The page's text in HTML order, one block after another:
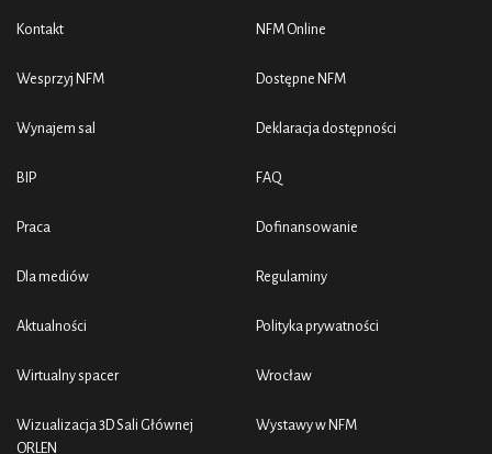
Kontakt
Wesprzyj NFM
Wynajem sal
BIP
Praca
Dla mediów
Aktualności
Wirtualny spacer
Wizualizacja 3D Sali Głównej
ORLEN
NFM Online
Dostępne NFM
Deklaracja dostępności
FAQ
Dofinansowanie
Regulaminy
Polityka prywatności
Wrocław
Wystawy w NFM